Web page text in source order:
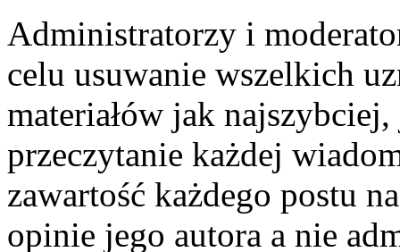
Administratorzy i
celu usuwanie wszelkich
materiałów jak
przeczytanie każdej
zawartość każdego postu
opinie jego autora a nie